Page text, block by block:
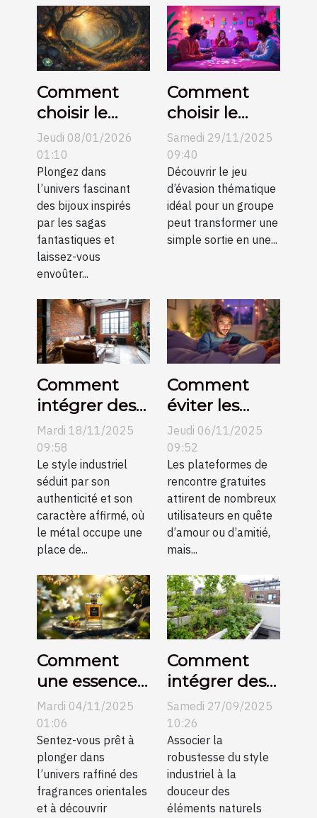
Comment
choisir le
parfait bijou
inspiré de
célèbres
sagas
fantastiques
?
Jeudi 08/01/2026
01:10
Plongez dans
l’univers fascinant
des bijoux inspirés
par les sagas
fantastiques et
laissez-vous
envoûter...
Comment
choisir le
meilleur jeu
d'évasion
thématique
pour votre
groupe ?
Samedi 29/11/2025
09:40
Découvrir le jeu
d’évasion thématique
idéal pour un groupe
peut transformer une
simple sortie en une...
Comment
intégrer des
éléments
métalliques
dans un salon
industriel ?
Mardi 18/11/2025
09:58
Le style industriel
séduit par son
authenticité et son
caractère affirmé, où
le métal occupe une
place de...
Comment
éviter les
pièges des
plateformes
de rencontre
gratuites ?
Jeudi 06/11/2025
09:52
Les plateformes de
rencontre gratuites
attirent de nombreux
utilisateurs en quête
d’amour ou d’amitié,
mais...
Comment
une essence
orientale
peut définir
l'élégance
moderne ?
Mardi 04/11/2025
01:06
Sentez-vous prêt à
plonger dans
l’univers raffiné des
fragrances orientales
et à découvrir
Comment
intégrer des
éléments
naturels dans
un décor
industriel ?
Samedi 27/09/2025
10:26
Associer la
robustesse du style
industriel à la
douceur des
éléments naturels